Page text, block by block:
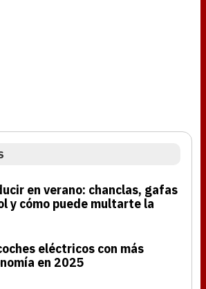
en verano: chanclas, gafas
y cómo puede multarte la
eléctricos con más
en 2025